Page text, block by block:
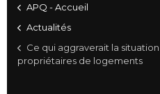
APQ - Accueil
Actualités
Ce qui aggraverait la
propriétaires de logements